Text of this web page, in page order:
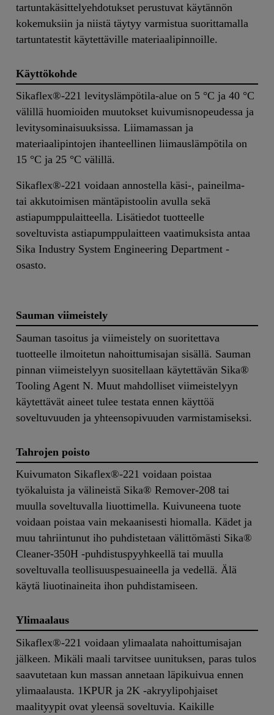
tartuntakäsittelyehdotukset perustuvat käytännön
kokemuksiin ja niistä täytyy varmistua suorittamalla
tartuntatestit käytettäville materiaalipinnoille.
Käyttökohde
Sikaflex®-221 levityslämpötila-alue on 5 °C ja 40 °C
välillä huomioiden muutokset kuivumisnopeudessa ja
levitysominaisuuksissa. Liimamassan ja
materiaalipintojen ihanteellinen liimauslämpötila on
15 °C ja 25 °C välillä.
Sikaflex®-221 voidaan annostella käsi-, paineilma-
tai akkutoimisen mäntäpistoolin avulla sekä
astiapumppulaitteella. Lisätiedot tuotteelle
soveltuvista astiapumppulaitteen vaatimuksista antaa
Sika Industry System Engineering Department -
osasto.
Sauman viimeistely
Sauman tasoitus ja viimeistely on suoritettava
tuotteelle ilmoitetun nahoittumisajan sisällä. Sauman
pinnan viimeistelyyn suositellaan käytettävän Sika®
Tooling Agent N. Muut mahdolliset viimeistelyyn
käytettävät aineet tulee testata ennen käyttöä
soveltuvuuden ja yhteensopivuuden varmistamiseksi.
Tahrojen poisto
Kuivumaton Sikaflex®-221 voidaan poistaa
työkaluista ja välineistä Sika® Remover-208 tai
muulla soveltuvalla liuottimella. Kuivuneena tuote
voidaan poistaa vain mekaanisesti hiomalla. Kädet ja
muu tahriintunut iho puhdistetaan välittömästi Sika®
Cleaner-350H -puhdistuspyyhkeellä tai muulla
soveltuvalla teollisuuspesuaineella ja vedellä. Älä
käytä liuotinaineita ihon puhdistamiseen.
Ylimaalaus
Sikaflex®-221 voidaan ylimaalata nahoittumisajan
jälkeen. Mikäli maali tarvitsee uunituksen, paras tulos
saavutetaan kun massan annetaan läpikuivua ennen
ylimaalausta. 1KPUR ja 2K -akryylipohjaiset
maalityypit ovat yleensä soveltuvia. Kaikille